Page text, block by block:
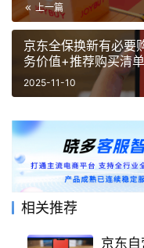
上一篇
京东全保换新有必要
务价值+推荐购买清单
2025-11-10
相关推荐
京东